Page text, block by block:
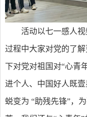
活动以七一感人
过程中大家对党的了
下对党对祖国对“心青
进个人、中国好人既
蜕变为 “助残先锋”，